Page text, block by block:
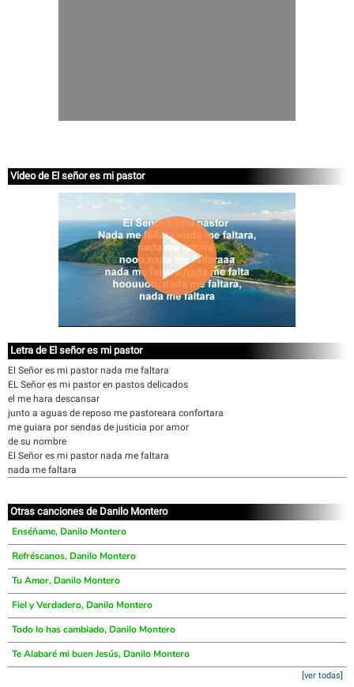
Video de El señor es mi pastor
Letra de El señor es mi pastor
El Señor es mi pastor nada me faltara
EL Señor es mi pastor en pastos delicados
el me hara descansar
junto a aguas de reposo me pastoreara confortara
me guiara por sendas de justicia por amor
de su nombre
El Señor es mi pastor nada me faltara
nada me faltara
Otras canciones de Danilo Montero
Enséñame, Danilo Montero
Refréscanos, Danilo Montero
Tu Amor, Danilo Montero
Fiel y Verdadero, Danilo Montero
Todo lo has cambiado, Danilo Montero
Te Alabaré mi buen Jesús, Danilo Montero
[ver todas]